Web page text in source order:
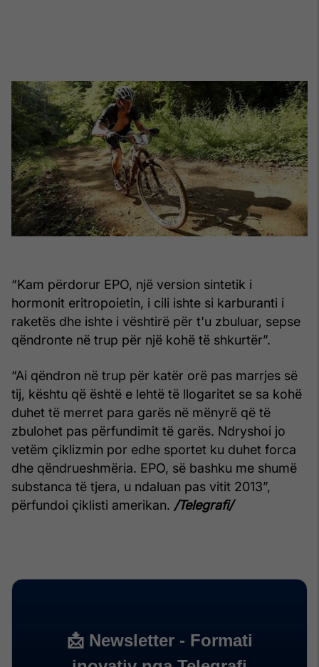
“Kam përdorur EPO, një version sintetik i
hormonit eritropoietin, i cili ishte si karburanti i
raketës dhe ishte i vështirë për t'u zbuluar, sepse
qëndronte në trup për një kohë të shkurtër”.
“Ai qëndron në trup për katër orë pas marrjes së
tij, kështu që është e lehtë të llogaritet se sa kohë
duhet të merret para garës në mënyrë që të
zbulohet pas përfundimit të garës. Ndryshoi jo
vetëm çiklizmin por edhe sportet ku duhet forca
dhe qëndrueshmëria. EPO, së bashku me shumë
substanca të tjera, u ndaluan pas vitit 2013”,
përfundoi çiklisti amerikan. /Telegrafi/